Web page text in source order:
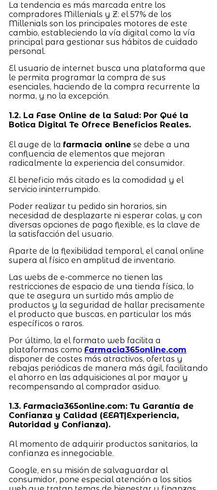
La tendencia es más marcada entre los
compradores Millenials y Z: el 57% de los
Millenials son los principales motores de este
cambio, estableciendo la vía digital como la vía
principal para gestionar sus hábitos de cuidado
personal.
El usuario de internet busca una plataforma que
le permita programar la compra de sus
esenciales, haciendo de la compra recurrente la
norma, y no la excepción.
1.2. La Fase Online de la Salud: Por Qué la
Botica Digital Te Ofrece Beneficios Reales.
El auge de la farmacia online se debe a una
confluencia de elementos que mejoran
radicalmente la experiencia del consumidor.
El beneficio más citado es la comodidad y el
servicio ininterrumpido.
Poder realizar tu pedido sin horarios, sin
necesidad de desplazarte ni esperar colas, y con
diversas opciones de pago flexible, es la clave de
la satisfacción del usuario.
Aparte de la flexibilidad temporal, el canal online
supera al físico en amplitud de inventario.
Las webs de e-commerce no tienen las
restricciones de espacio de una tienda física, lo
que te asegura un surtido más amplio de
productos y la seguridad de hallar precisamente
el producto que buscas, en particular los más
específicos o raros.
Por último, la el formato web facilita a
plataformas como Farmacia365online.com
disponer de costes más atractivos, ofertas y
rebajas periódicas de manera más ágil, facilitando
el ahorro en las adquisiciones al por mayor y
recompensando al comprador asiduo.
1.3. Farmacia365online.com: Tu Garantía de
Confianza y Calidad (EEAT|Experiencia,
Autoridad y Confianza).
Al momento de adquirir productos sanitarios, la
confianza es innegociable.
Google, en su misión de salvaguardar al
consumidor, pone especial atención a los sitios